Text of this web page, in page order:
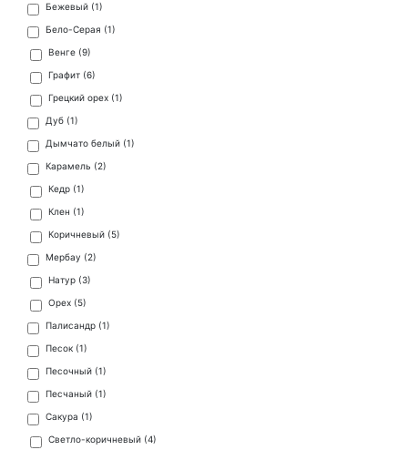
Бежевый (1)
Бело-Серая (1)
Венге (9)
Графит (6)
Грецкий орех (1)
Дуб (1)
Дымчато белый (1)
Карамель (2)
Кедр (1)
Клен (1)
Коричневый (5)
Мербау (2)
Натур (3)
Орех (5)
Палисандр (1)
Песок (1)
Песочный (1)
Песчаный (1)
Сакура (1)
Светло-коричневый (4)